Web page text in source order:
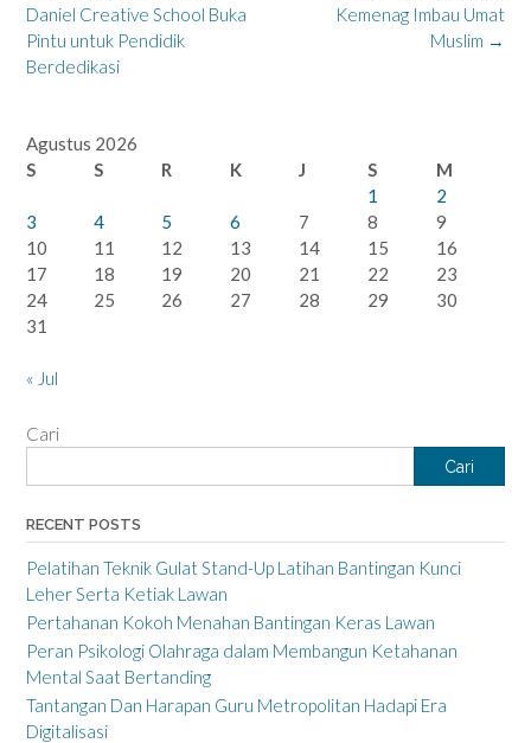
navigation
Kemenag Imbau Umat
Muslim →
Daniel Creative School Buka
Pintu untuk Pendidik
Berdedikasi
Agustus 2026
S
S R K J S
M
1
2
3
4 5 6 7 8
9
10
11 12 13 14 15
16
17
18 19 20 21 22
23
24
25 26 27 28 29
30
31
« Jul
Cari
Cari
RECENT POSTS
Pelatihan Teknik Gulat Stand-Up Latihan Bantingan Kunci
Leher Serta Ketiak Lawan
Pertahanan Kokoh Menahan Bantingan Keras Lawan
Peran Psikologi Olahraga dalam Membangun Ketahanan
Mental Saat Bertanding
Tantangan Dan Harapan Guru Metropolitan Hadapi Era
Digitalisasi